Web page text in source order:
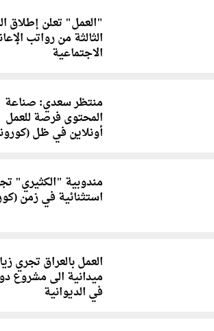
"العمل" تعلن إطلاق
الثالثة من رواتب
الاجتماعية
منتظر سعدي: صناعة
المحتوى فرصة للعمل
أونلاين في ظل
مندوبية "الكثيري"
استثنائية في زمن
العمل بالعراق تجري
ميدانية الى مشروع
في الديوانية